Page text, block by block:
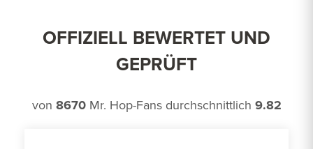
OFFIZIELL BEWERTET UND
GEPRÜFT
von 8670Mr. Hop-Fans durchschnittlich 9.82